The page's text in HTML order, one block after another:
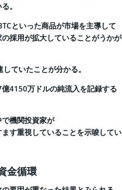
。
といった商品が市場を主導して
採用が拡大していることがうかが
ていたことが分かる。
4150万ドルの純流入を記録する
機関投資家が
す重視していることを示唆してい
金循環